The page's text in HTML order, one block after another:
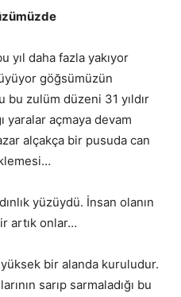
yıl daha fazla yakıyor
göğsümüzün
bu zulüm düzeni 31 yıldır
yaralar açmaya devam
alçakça bir pusuda can
yüzüydü. İnsan olanın
artık onlar…
yüksek bir alanda kuruludur.
sarıp sarmaladığı bu